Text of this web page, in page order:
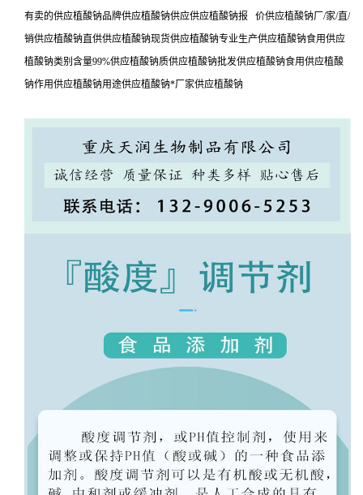
有卖的供应植酸钠品牌供应植酸钠供应供应植酸钠报 价供应植酸钠厂/家/直/
销供应植酸钠直供供应植酸钠现货供应植酸钠专业生产供应植酸钠食用供应
植酸钠类别含量99%供应植酸钠质供应植酸钠批发供应植酸钠食用供应植酸
钠作用供应植酸钠用途供应植酸钠*厂家供应植酸钠